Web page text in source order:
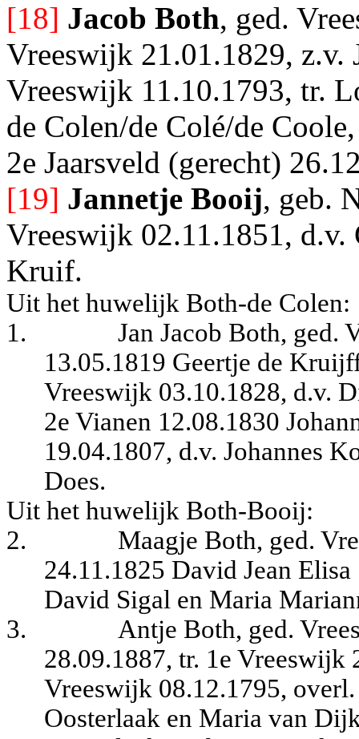
[18] Jacob Both, ged.
Vreeswijk 21.01.1829, z.v.
Vreeswijk 11.10.1793, tr.
de Colen/de Colé/de
2e Jaarsveld (gerecht)
[19] Jannetje Booij, geb.
Vreeswijk 02.11.1851,
Kruif.
Uit het huwelijk Both-de Colen:
1.
Jan Jacob Both, ged.
13.05.1819 Geertje de
Vreeswijk 03.10.1828, d.v.
2e Vianen 12.08.1830
19.04.1807, d.v. Johannes
Does.
Uit het huwelijk Both-Booij:
2.
Maagje Both, ged.
24.11.1825 David Jean
David Sigal en Maria
3.
Antje Both, ged.
28.09.1887, tr. 1e Vreeswijk
Vreeswijk 08.12.1795,
Oosterlaak en Maria van